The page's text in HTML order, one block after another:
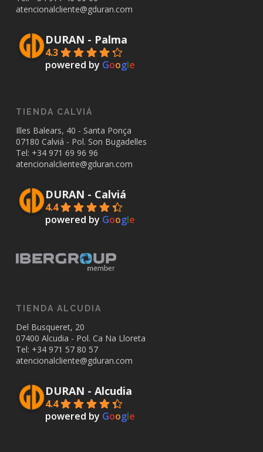
atencionalcliente@gduran.com
DURAN - Palma
4.3
powered by Google
TIENDA CALVIÁ
Illes Balears, 40 - Santa Ponça
07180 Calviá - Pol. Son Bugadelles
Tel: +34 971 69 96 96
atencionalcliente@gduran.com
DURAN - Calviá
4.4
powered by Google
TIENDA ALCUDIA
Del Busqueret, 20
07400 Alcudia - Pol. Ca Na Lloreta
Tel: +34 971 57 80 57
atencionalcliente@gduran.com
DURAN - Alcudia
4.4
powered by Google